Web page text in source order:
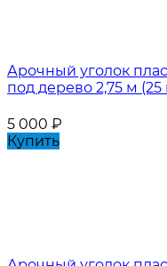
Арочный уголок
под дерево 2,75 м (25
5 000 ₽
Купить